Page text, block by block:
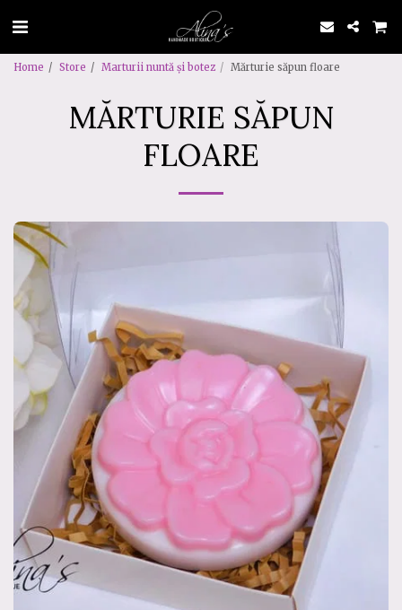
Home Store Marturii nuntă și botez Mărturie săpun floare
MĂRTURIE SĂPUN
FLOARE